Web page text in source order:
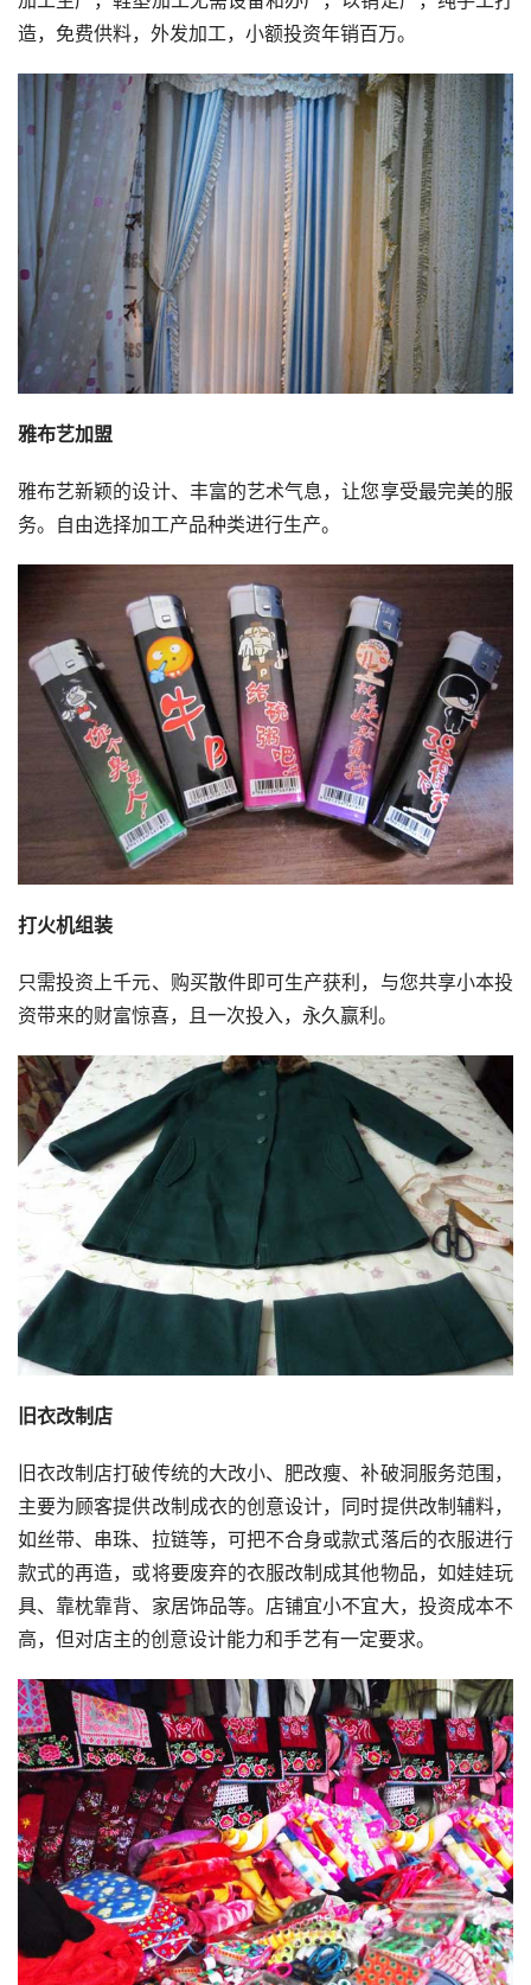
造，免费供料，外发加工，小额投资年销百万。
雅布艺加盟
雅布艺新颖的设计、丰富的艺术气息，让您享受最完美的服
务。自由选择加工产品种类进行生产。
打火机组装
只需投资上千元、购买散件即可生产获利，与您共享小本投
资带来的财富惊喜，且一次投入，永久赢利。
旧衣改制店
旧衣改制店打破传统的大改小、肥改瘦、补破洞服务范围，
主要为顾客提供改制成衣的创意设计，同时提供改制辅料，
如丝带、串珠、拉链等，可把不合身或款式落后的衣服进行
款式的再造，或将要废弃的衣服改制成其他物品，如娃娃玩
具、靠枕靠背、家居饰品等。店铺宜小不宜大，投资成本不
高，但对店主的创意设计能力和手艺有一定要求。